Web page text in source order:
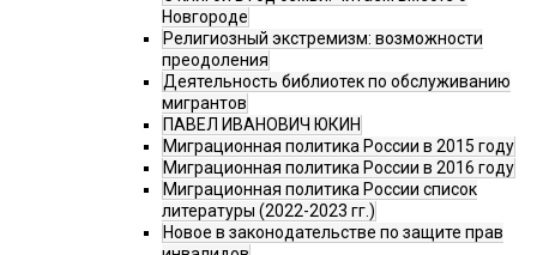
Новгороде
Религиозный экстремизм: возможности
преодоления
Деятельность библиотек по обслуживанию
мигрантов
ПАВЕЛ ИВАНОВИЧ ЮКИН
Миграционная политика России в 2015 году
Миграционная политика России в 2016 году
Миграционная политика России список
литературы (2022-2023 гг.)
Новое в законодательстве по защите прав